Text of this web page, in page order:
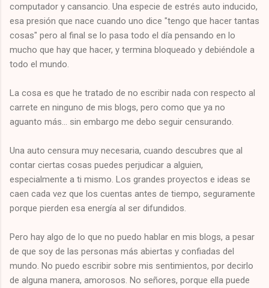
computador y cansancio. Una especie de estrés auto inducido,
esa presión que nace cuando uno dice "tengo que hacer tantas
cosas" pero al final se lo pasa todo el día pensando en lo
mucho que hay que hacer, y termina bloqueado y debiéndole a
todo el mundo.
La cosa es que he tratado de no escribir nada con respecto al
carrete en ninguno de mis blogs, pero como que ya no
aguanto más... sin embargo me debo seguir censurando.
Una auto censura muy necesaria, cuando descubres que al
contar ciertas cosas puedes perjudicar a alguien,
especialmente a ti mismo. Los grandes proyectos e ideas se
caen cada vez que los cuentas antes de tiempo, seguramente
porque pierden esa energía al ser difundidos.
Pero hay algo de lo que no puedo hablar en mis blogs, a pesar
de que soy de las personas más abiertas y confiadas del
mundo. No puedo escribir sobre mis sentimientos, por decirlo
de alguna manera, amorosos. No señores, porque ella puede